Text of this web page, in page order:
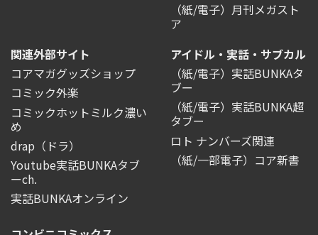
（紙/電子）月刊メガスト
ア
関連外部サイト
コアマガグッズショップ
コミック外楽
コミックホットミルク濃い
め
drap（ドラ）
Youtube実話BUNKAタブ
ーch.
実話BUNKAオンライン
アイドル・実話・サブカル
（紙/電子）実話BUNKAタ
ブー
（紙/電子）実話BUNKA超
タブー
ロト ナンバーズ関連
（紙/一部電子）コア新書